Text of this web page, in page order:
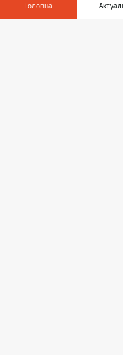
Если у вас нет
Головна